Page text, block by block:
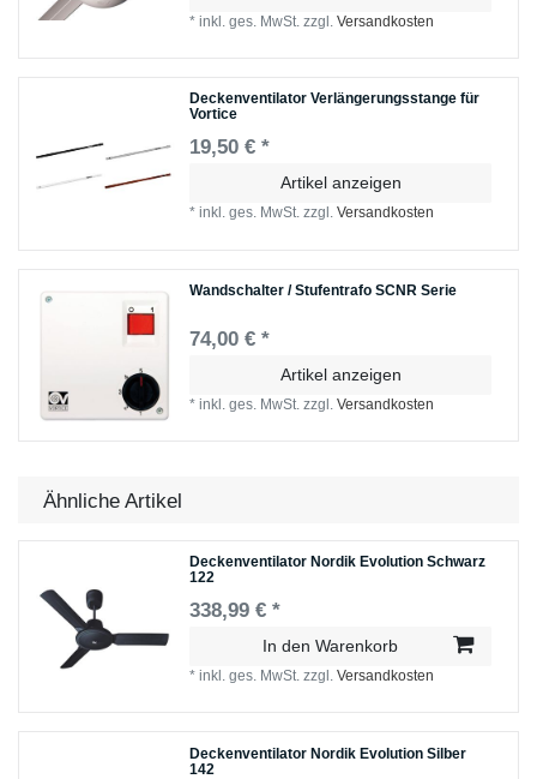
*inkl. ges. MwSt. zzgl.Versandkosten
Deckenventilator Verlängerungsstange für
Vortice
19,50 € *
Artikel anzeigen
*inkl. ges. MwSt. zzgl.Versandkosten
Wandschalter / Stufentrafo SCNR Serie
74,00 € *
Artikel anzeigen
*inkl. ges. MwSt. zzgl.Versandkosten
Ähnliche Artikel
Deckenventilator Nordik Evolution Schwarz
122
338,99 € *
In den Warenkorb
*inkl. ges. MwSt. zzgl.Versandkosten
Deckenventilator Nordik Evolution Silber
142